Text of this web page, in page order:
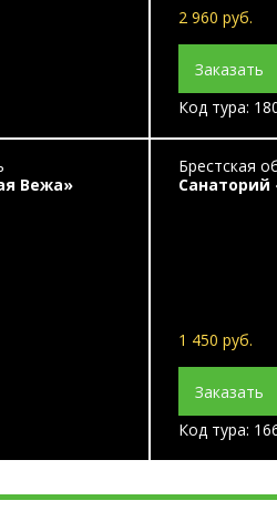
2 960 руб.
Заказать
Код тура:
Вежа»
Брестская
Санаторий
1 450 руб.
Заказать
Код тура: